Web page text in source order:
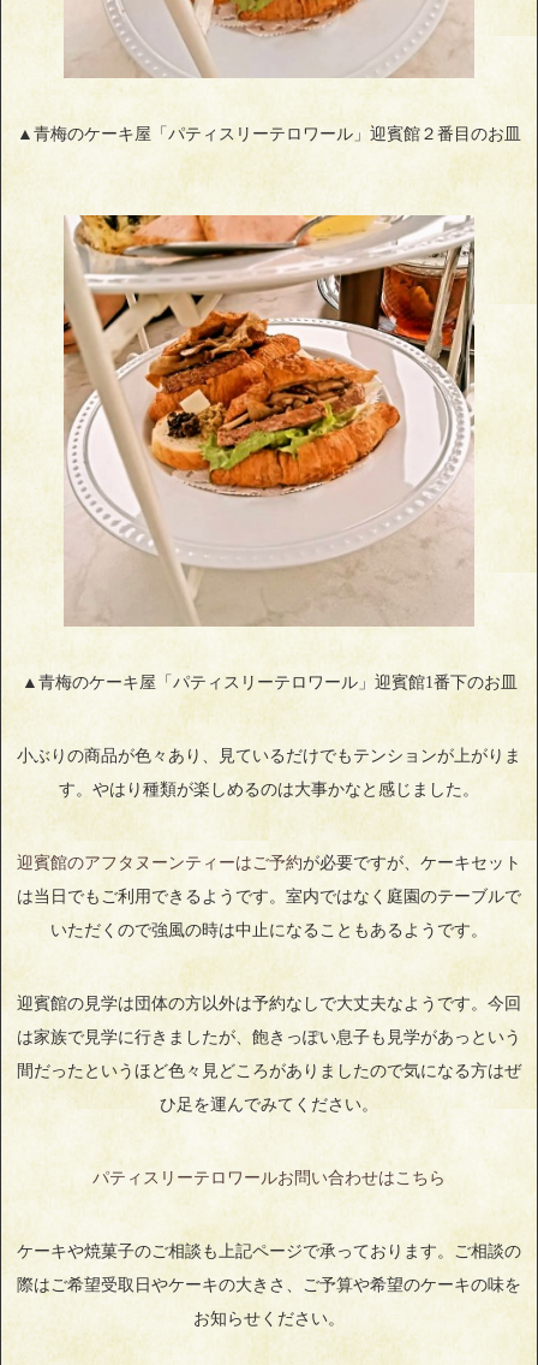
▲青梅のケーキ屋「パティスリーテロワール」迎賓館２番目のお皿
▲青梅のケーキ屋「パティスリーテロワール」迎賓館1番下のお皿
小ぶりの商品が色々あり、見ているだけでもテンションが上がりま
す。やはり種類が楽しめるのは大事かなと感じました。
迎賓館のアフタヌーンティーはご予約が必要ですが、ケーキセット
は当日でもご利用できるようです。室内ではなく庭園のテーブルで
いただくので強風の時は中止になることもあるようです。
迎賓館の見学は団体の方以外は予約なしで大丈夫なようです。今回
は家族で見学に行きましたが、飽きっぽい息子も見学があっという
間だったというほど色々見どころがありましたので気になる方はぜ
ひ足を運んでみてください。
パティスリーテロワールお問い合わせはこちら
ケーキや焼菓子のご相談も上記ページで承っております。ご相談の
際はご希望受取日やケーキの大きさ、ご予算や希望のケーキの味を
お知らせください。